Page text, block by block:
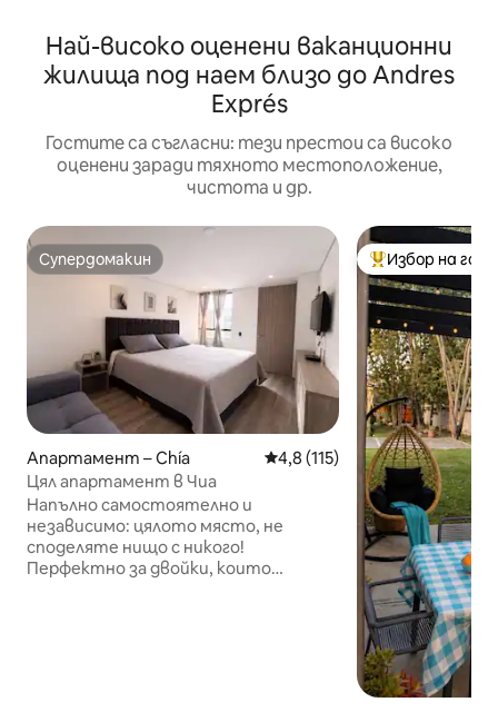
Най-високо оценени ваканционни
жилища под наем близо до Andres
Exprés
Гостите са съгласни: тези престои са високо
оценени заради тяхното местоположение,
чистота и др.
Супердомакин
Супердомакин
Апартамент – Chía Средна оценка: 4,8 от 5,
4,8 (115)
Цял апартамент в Чиа
Напълно самостоятелно и
независимо: цялото място, не
споделяте нищо с никого!
Перфектно за двойки, които
Най-популярен
Избор на